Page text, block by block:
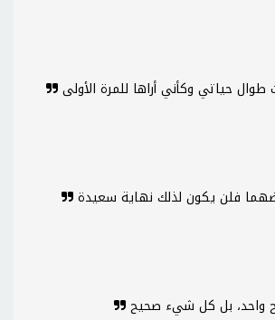
طوال حياتي وكأني أراها للمرة الأولى
فلن يكون لذلك نهاية سعيدة
واحد، بل كل شيء صحيح